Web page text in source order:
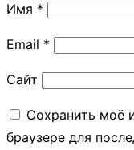
Имя *
Email *
Сайт
Сохранить моё
браузере для